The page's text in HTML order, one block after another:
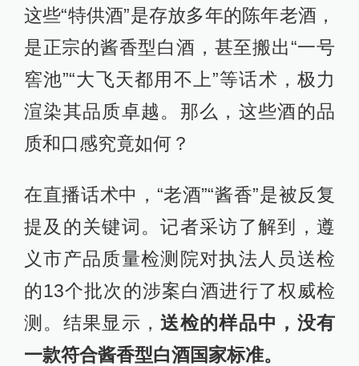
这些“特供酒”是存放多年的陈年老酒，
是正宗的酱香型白酒，甚至搬出“一号
窖池”“大飞天都用不上”等话术，极力
渲染其品质卓越。那么，这些酒的品
质和口感究竟如何？
在直播话术中，“老酒”“酱香”是被反复
提及的关键词。记者采访了解到，遵
义市产品质量检测院对执法人员送检
的13个批次的涉案白酒进行了权威检
测。结果显示，送检的样品中，没有
一款符合酱香型白酒国家标准。